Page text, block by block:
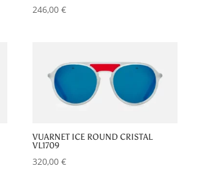
246,00€
VUARNET ICE ROUND CRISTAL
VL1709
320,00€